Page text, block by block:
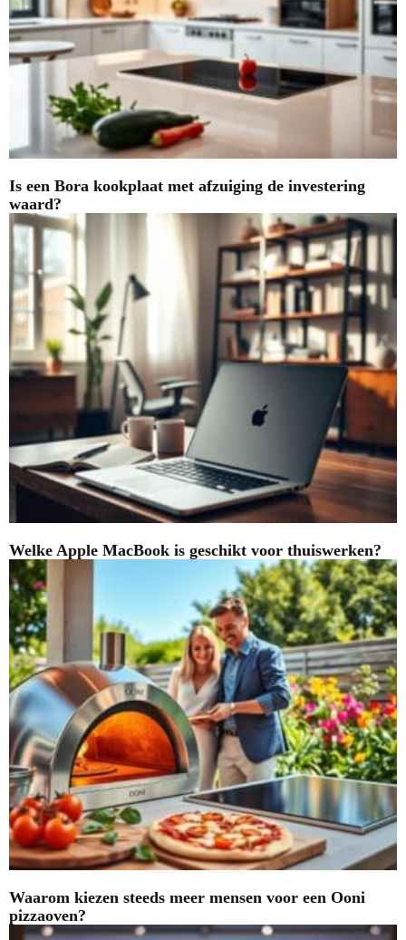
Is een Bora kookplaat met afzuiging de investering
waard?
Welke Apple MacBook is geschikt voor thuiswerken?
Waarom kiezen steeds meer mensen voor een Ooni
pizzaoven?